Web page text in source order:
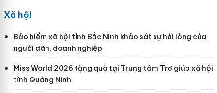
Xã hội
Bảo hiểm xã hội tỉnh Bắc Ninh khảo sát sự hài lòng của
người dân, doanh nghiệp
Miss World 2026 tặng quà tại Trung tâm Trợ giúp xã hội
tỉnh Quảng Ninh